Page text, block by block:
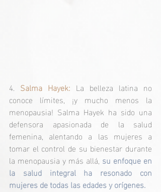
4. Salma Hayek: La belleza latina no
conoce límites, ¡y mucho menos la
menopausia! Salma Hayek ha sido una
defensora apasionada de la salud
femenina, alentando a las mujeres a
tomar el control de su bienestar durante
la menopausia y más allá, su enfoque en
la salud integral ha resonado con
mujeres de todas las edades y orígenes.